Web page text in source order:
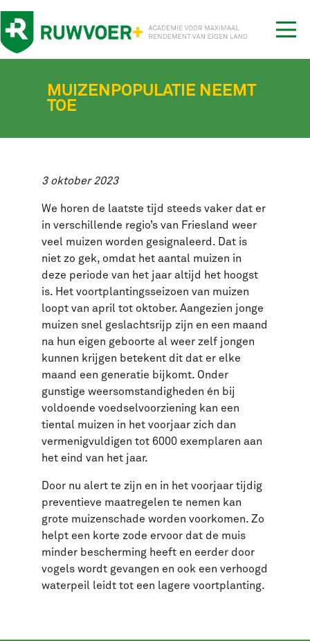
MUIZENPOPULATIE NEEMT
TOE
3 oktober 2023
We horen de laatste tijd steeds vaker dat er
in verschillende regio’s van Friesland weer
veel muizen worden gesignaleerd. Dat is
niet zo gek, omdat het aantal muizen in
deze periode van het jaar altijd het hoogst
is. Het voortplantingsseizoen van muizen
loopt van april tot oktober. Aangezien jonge
muizen snel geslachtsrijp zijn en een maand
na hun eigen geboorte al weer zelf jongen
kunnen krijgen betekent dit dat er elke
maand een generatie bijkomt. Onder
gunstige weersomstandigheden én bij
voldoende voedselvoorziening kan een
tiental muizen in het voorjaar zich dan
vermenigvuldigen tot 6000 exemplaren aan
het eind van het jaar.
Door nu alert te zijn en in het voorjaar tijdig
preventieve maatregelen te nemen kan
grote muizenschade worden voorkomen. Zo
helpt een korte zode ervoor dat de muis
minder bescherming heeft en eerder door
vogels wordt gevangen en ook een verhoogd
waterpeil leidt tot een lagere voortplanting.